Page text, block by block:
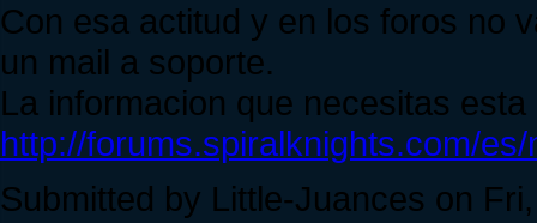
Con esa actitud y en los foros no
un mail a soporte.
La informacion que necesitas esta
http://forums.spiralknights.com/
Submitted by Little-Juances on